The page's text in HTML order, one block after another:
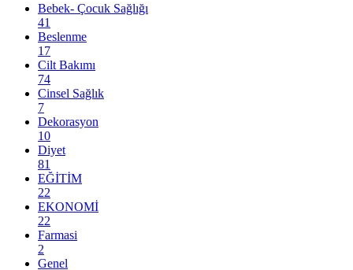
Bebek- Çocuk Sağlığı
41
Beslenme
17
Cilt Bakımı
74
Cinsel Sağlık
7
Dekorasyon
10
Diyet
81
EĞİTİM
22
EKONOMİ
22
Farmasi
2
Genel